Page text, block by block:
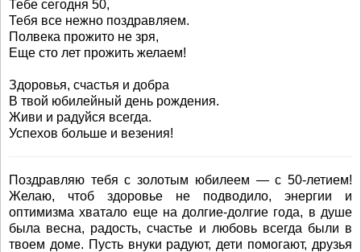
Тебе сегодня 50,
Тебя все нежно поздравляем.
Полвека прожито не зря,
Еще сто лет прожить желаем!
Здоровья, счастья и добра
В твой юбилейный день рождения.
Живи и радуйся всегда.
Успехов больше и везения!
Поздравляю тебя с золотым юбилеем — с 50-летием!
Желаю, чтоб здоровье не подводило, энергии и
оптимизма хватало еще на долгие-долгие года, в душе
была весна, радость, счастье и любовь всегда были в
твоем доме. Пусть внуки радуют, дети помогают, друзья